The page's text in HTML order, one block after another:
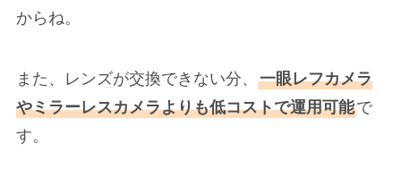
からね。
また、レンズが交換できない分、 一眼レフカメラ
やミラーレスカメラよりも低コストで運用可能で
す。